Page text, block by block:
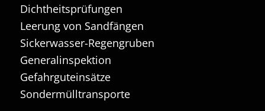
Dichtheitsprüfungen
Leerung von Sandfängen
Sickerwasser-Regengruben
Generalinspektion
Gefahrguteinsätze
Sondermülltransporte